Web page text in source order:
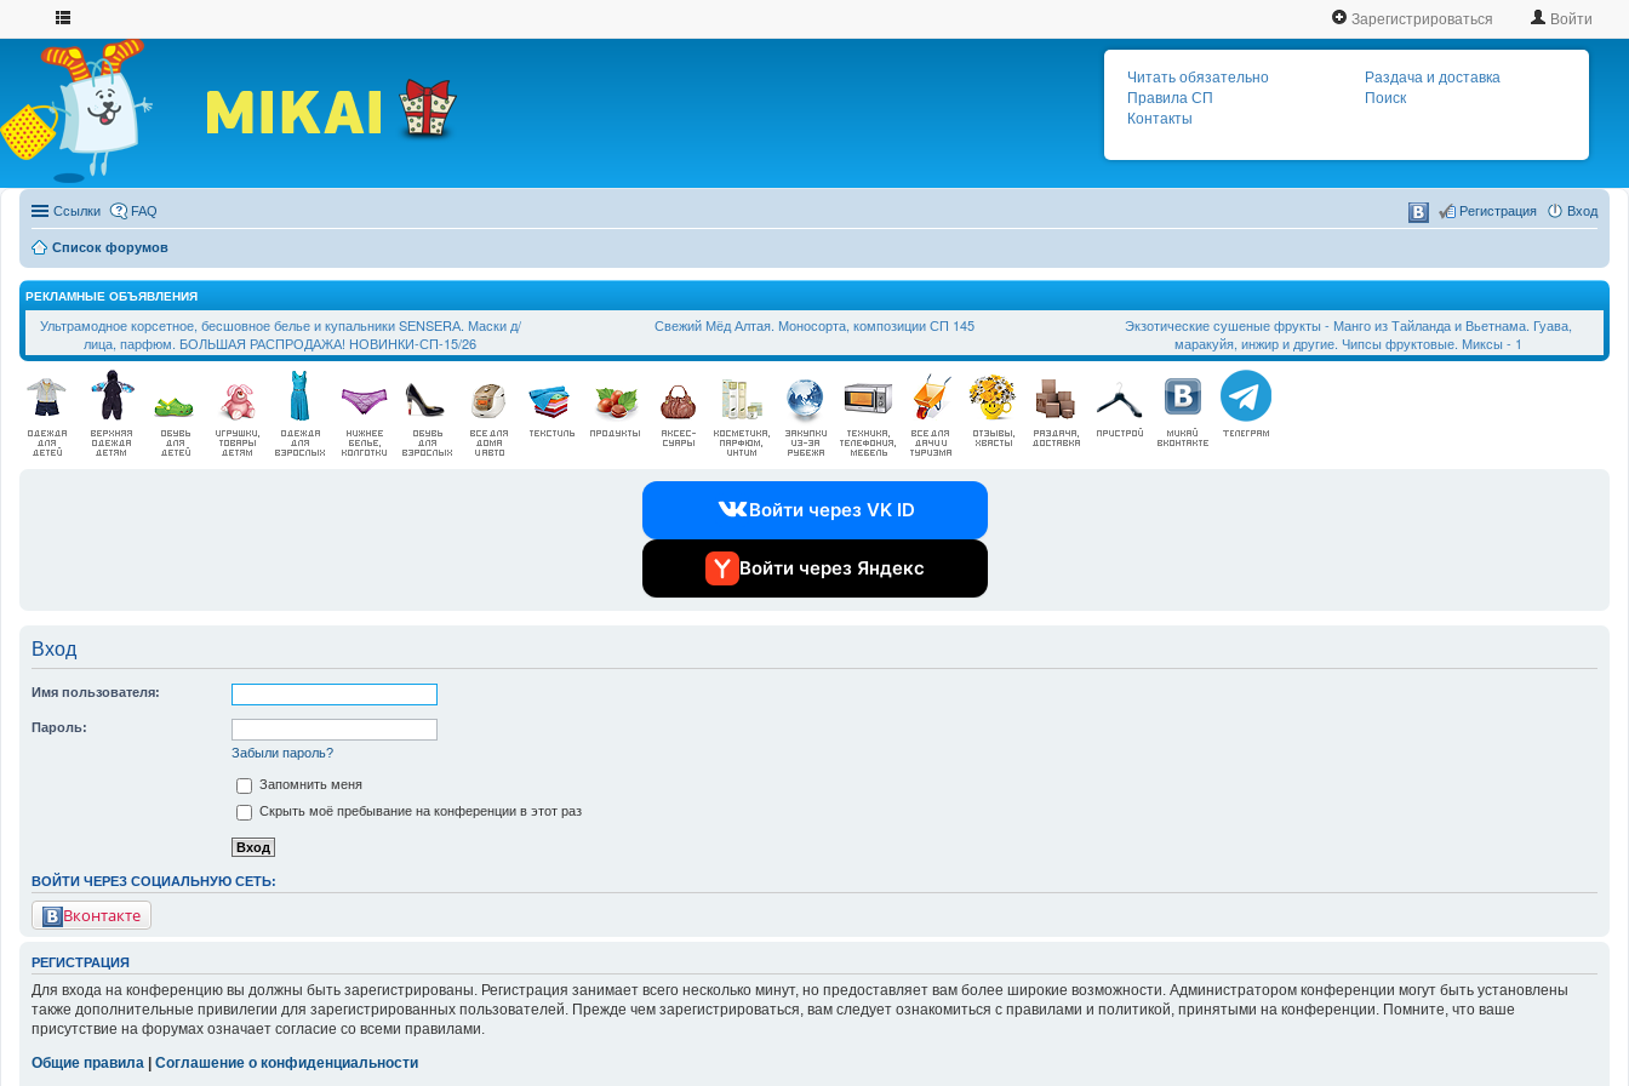
Зарегистрироваться Войти
Читать обязательно
Правила СП
Контакты
Раздача и доставка
Поиск
Ссылки FAQ Вход
Регистрация
Список форумов
РЕКЛАМНЫЕ ОБЪЯВЛЕНИЯ
Ультрамодное корсетное, бесшовное белье и купальники SЕNSЕRА. Маски д/
лица, парфюм. БОЛЬШАЯ РАСПРОДАЖА! НОВИНКИ-СП-15/26
Свежий Мёд Алтая. Моносорта, композиции СП 145
Экзотические сушеные фрукты - Манго из Тайланда и Вьетнама. Гуава,
маракуйя, инжир и другие. Чипсы фруктовые. Миксы - 1
Войти через VK ID
Войти через Яндекс
Вход
Имя пользователя:
Пароль:
Забыли пароль?
Запомнить меня
Скрыть моё пребывание на конференции в этот раз
ВОЙТИ ЧЕРЕЗ СОЦИАЛЬНУЮ СЕТЬ:
Вконтакте
РЕГИСТРАЦИЯ
Для входа на конференцию вы должны быть зарегистрированы. Регистрация занимает всего несколько минут, но предоставляет вам более широкие возможности. Администратором конференции могут быть установлены
также дополнительные привилегии для зарегистрированных пользователей. Прежде чем зарегистрироваться, вам следует ознакомиться с правилами и политикой, принятыми на конференции. Помните, что ваше
присутствие на форумах означает согласие со всеми правилами.
Общие правила
Соглашение о конфиденциальности